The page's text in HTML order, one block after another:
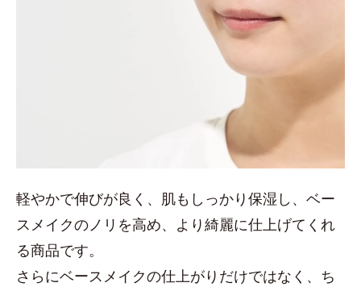
軽やかで伸びが良く、肌もしっかり保湿し、ベー
スメイクのノリを高め、より綺麗に仕上げてくれ
る商品です。
さらにベースメイクの仕上がりだけではなく、ち